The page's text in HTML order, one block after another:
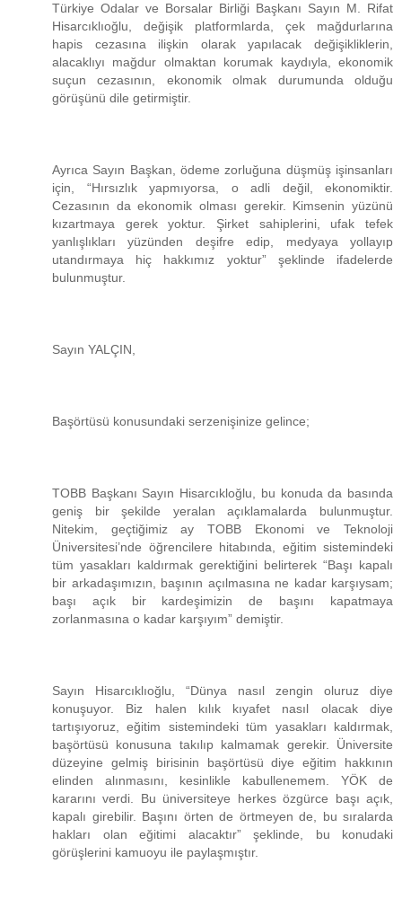
Türkiye Odalar ve Borsalar Birliği Başkanı Sayın M. Rifat
Hisarcıklıoğlu, değişik platformlarda, çek mağdurlarına
hapis cezasına ilişkin olarak yapılacak değişikliklerin,
alacaklıyı mağdur olmaktan korumak kaydıyla, ekonomik
suçun cezasının, ekonomik olmak durumunda olduğu
görüşünü dile getirmiştir.
Ayrıca Sayın Başkan, ödeme zorluğuna düşmüş işinsanları
için, “Hırsızlık yapmıyorsa, o adli değil, ekonomiktir.
Cezasının da ekonomik olması gerekir. Kimsenin yüzünü
kızartmaya gerek yoktur. Şirket sahiplerini, ufak tefek
yanlışlıkları yüzünden deşifre edip, medyaya yollayıp
utandırmaya hiç hakkımız yoktur” şeklinde ifadelerde
bulunmuştur.
Sayın YALÇIN,
Başörtüsü konusundaki serzenişinize gelince;
TOBB Başkanı Sayın Hisarcıkloğlu, bu konuda da basında
geniş bir şekilde yeralan açıklamalarda bulunmuştur.
Nitekim, geçtiğimiz ay TOBB Ekonomi ve Teknoloji
Üniversitesi’nde öğrencilere hitabında, eğitim sistemindeki
tüm yasakları kaldırmak gerektiğini belirterek “Başı kapalı
bir arkadaşımızın, başının açılmasına ne kadar karşıysam;
başı açık bir kardeşimizin de başını kapatmaya
zorlanmasına o kadar karşıyım” demiştir.
Sayın Hisarcıklıoğlu, “Dünya nasıl zengin oluruz diye
konuşuyor. Biz halen kılık kıyafet nasıl olacak diye
tartışıyoruz, eğitim sistemindeki tüm yasakları kaldırmak,
başörtüsü konusuna takılıp kalmamak gerekir. Üniversite
düzeyine gelmiş birisinin başörtüsü diye eğitim hakkının
elinden alınmasını, kesinlikle kabullenemem. YÖK de
kararını verdi. Bu üniversiteye herkes özgürce başı açık,
kapalı girebilir. Başını örten de örtmeyen de, bu sıralarda
hakları olan eğitimi alacaktır” şeklinde, bu konudaki
görüşlerini kamuoyu ile paylaşmıştır.